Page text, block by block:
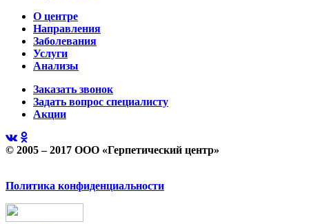
О центре
Направления
Заболевания
Услуги
Анализы
Заказать звонок
Задать вопрос специалисту
Акции
© 2005 – 2017 ООО «Герпетический центр»
Политика конфиденциальности